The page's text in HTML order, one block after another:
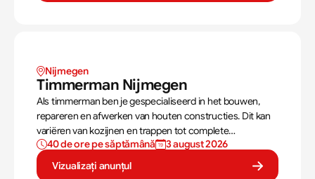
Nijmegen
Timmerman Nijmegen
Als timmerman ben je gespecialiseerd in het bouwen,
repareren en afwerken van houten constructies. Dit kan
variëren van kozijnen en trappen tot complete
dakconstructies en gevels. Aan de hand van
bouwtekeningen zorg jij ervoor dat een constructie zowel
stevig als netjes is afgewerkt.
40 de ore pe săptămână
3 august 2026
Vizualizați anunțul